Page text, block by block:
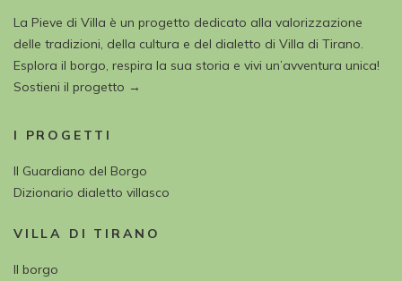
La Pieve di Villa è un progetto dedicato alla valorizzazione
delle tradizioni, della cultura e del dialetto di Villa di Tirano.
Esplora il borgo, respira la sua storia e vivi un’avventura unica!
Sostieni il progetto →
I PROGETTI
Il Guardiano del Borgo
Dizionario dialetto villasco
VILLA DI TIRANO
Il borgo